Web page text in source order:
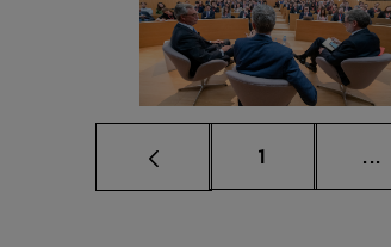
Página
1 ...